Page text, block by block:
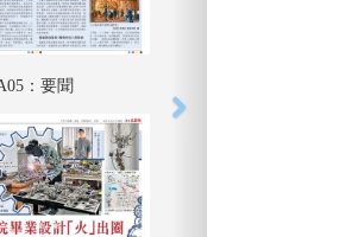
：要聞